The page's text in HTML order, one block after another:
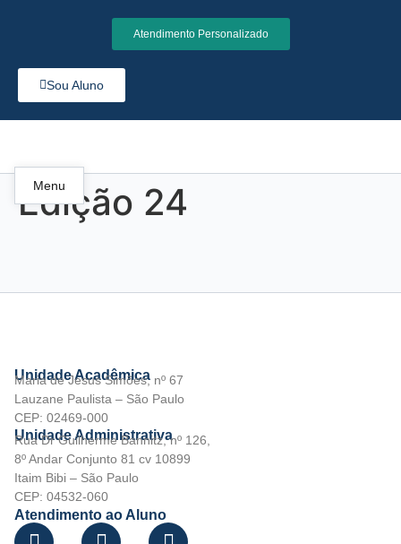
Atendimento Personalizado
Sou Aluno
Menu
Edição 24
Unidade Acadêmica
Maria de Jesus Simões, nº 67
Lauzane Paulista – São Paulo
CEP: 02469-000
Unidade Administrativa
Rua Dr Guilherme Bannitz, nº 126,
8º Andar Conjunto 81 cv 10899
Itaim Bibi – São Paulo
CEP: 04532-060
Atendimento ao Aluno